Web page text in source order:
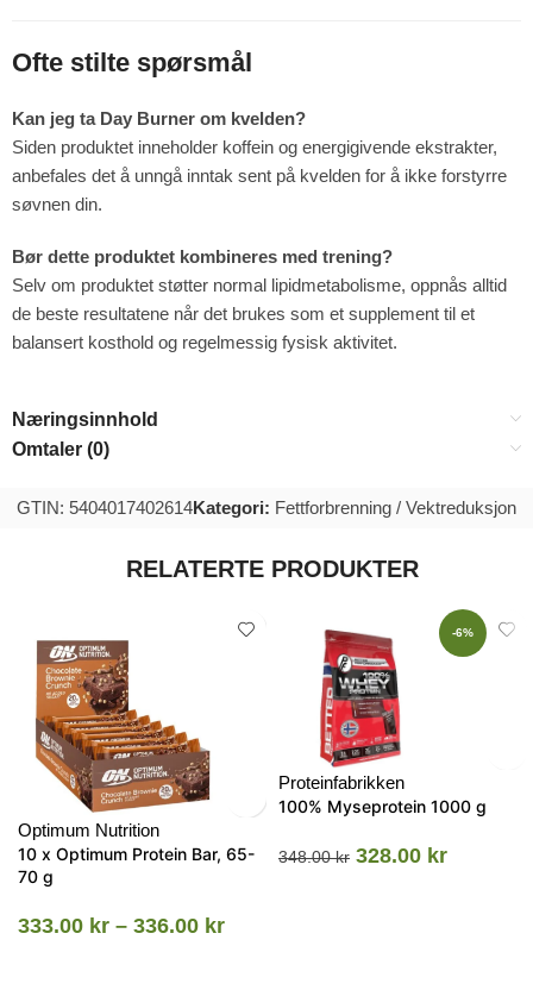
Ofte stilte spørsmål
Kan jeg ta Day Burner om kvelden?
Siden produktet inneholder koffein og energigivende ekstrakter,
anbefales det å unngå inntak sent på kvelden for å ikke forstyrre
søvnen din.
Bør dette produktet kombineres med trening?
Selv om produktet støtter normal lipidmetabolisme, oppnås alltid
de beste resultatene når det brukes som et supplement til et
balansert kosthold og regelmessig fysisk aktivitet.
Næringsinnhold
Omtaler (0)
GTIN: 5404017402614Kategori: Fettforbrenning / Vektreduksjon
RELATERTE PRODUKTER
Optimum Nutrition
10 x Optimum Protein Bar, 65-
70 g
333.00 kr – 336.00 kr
-6%
Proteinfabrikken
100% Myseprotein 1000 g
348.00kr 328.00 kr